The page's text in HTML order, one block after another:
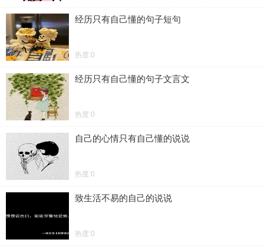
经历只有自己懂的句子短句
热度:0
经历只有自己懂的句子文言文
热度:0
自己的心情只有自己懂的说说
热度:0
致生活不易的自己的说说
热度:0